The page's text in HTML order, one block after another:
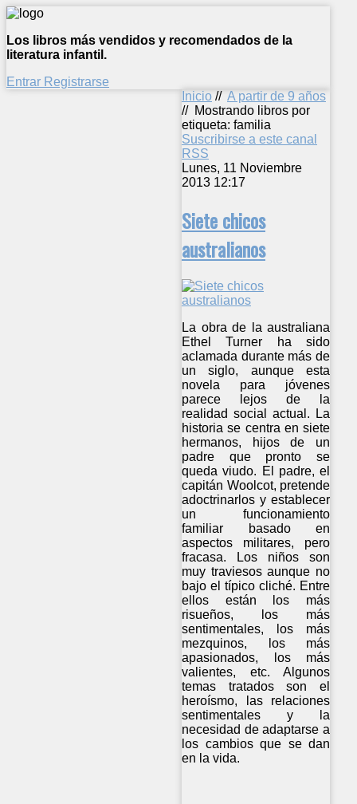
Los libros más vendidos y recomendados de la
literatura infantil.
Entrar Registrarse
Inicio // A partir de 9 años
// Mostrando libros por
etiqueta: familia
Suscribirse a este canal
RSS
Lunes, 11 Noviembre
2013 12:17
Siete chicos
australianos
La obra de la australiana
Ethel Turner ha sido
aclamada durante más de
un siglo, aunque esta
novela para jóvenes
parece lejos de la
realidad social actual. La
historia se centra en siete
hermanos, hijos de un
padre que pronto se
queda viudo. El padre, el
capitán Woolcot, pretende
adoctrinarlos y establecer
un funcionamiento
familiar basado en
aspectos militares, pero
fracasa. Los niños son
muy traviesos aunque no
bajo el típico cliché. Entre
ellos están los más
risueños, los más
sentimentales, los más
mezquinos, los más
apasionados, los más
valientes, etc. Algunos
temas tratados son el
heroísmo, las relaciones
sentimentales y la
necesidad de adaptarse a
los cambios que se dan
en la vida.